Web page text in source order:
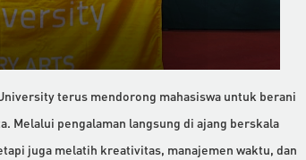
terus mendorong mahasiswa untuk berani
Melalui pengalaman langsung di ajang berskala
juga melatih kreativitas, manajemen waktu, dan